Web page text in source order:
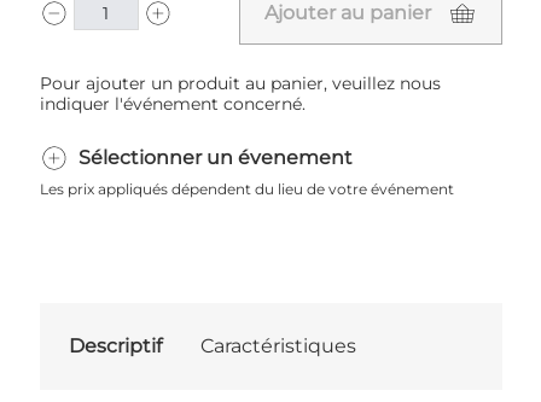
Ajouter au panier
Pour ajouter un produit au panier, veuillez nous
indiquer l'événement concerné.
Sélectionner un évenement
Les prix appliqués dépendent du lieu de votre événement
Descriptif Caractéristiques